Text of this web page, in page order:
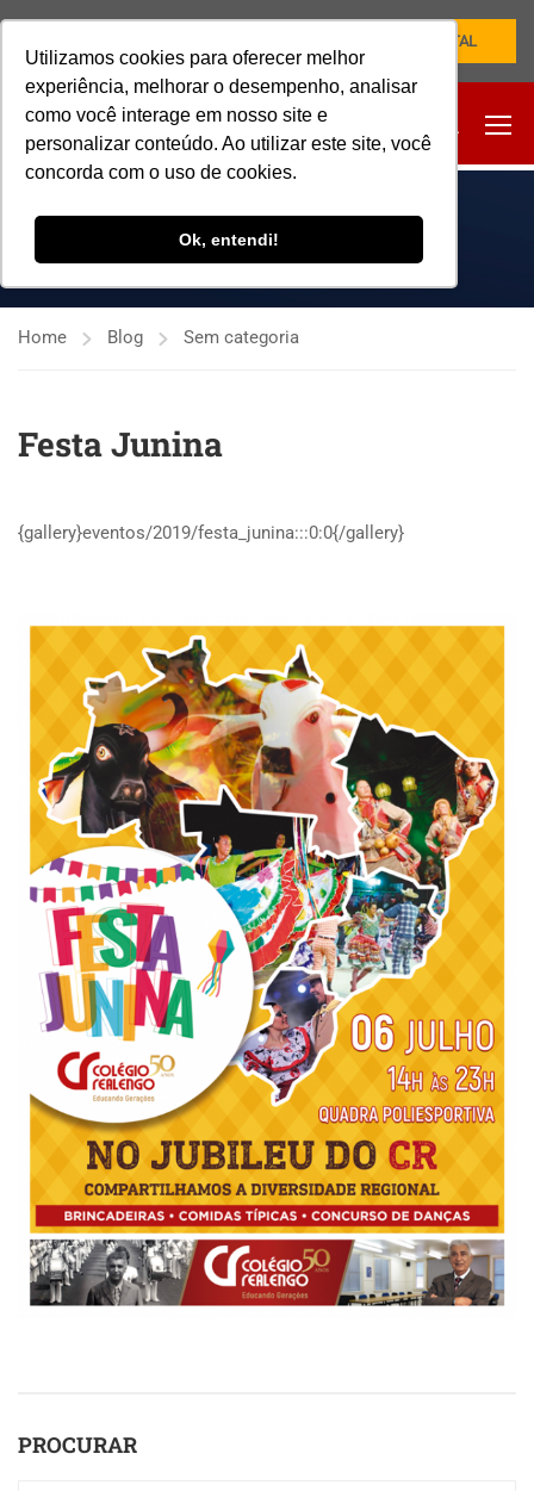
Utilizamos cookies para oferecer melhor
experiência, melhorar o desempenho, analisar
como você interage em nosso site e
personalizar conteúdo. Ao utilizar este site, você
concorda com o uso de cookies.
Ok, entendi!
NOVO PORTAL
SEM CATEGORIA
Home Blog Sem categoria
Festa Junina
{gallery}eventos/2019/festa_junina:::0:0{/gallery}
PROCURAR